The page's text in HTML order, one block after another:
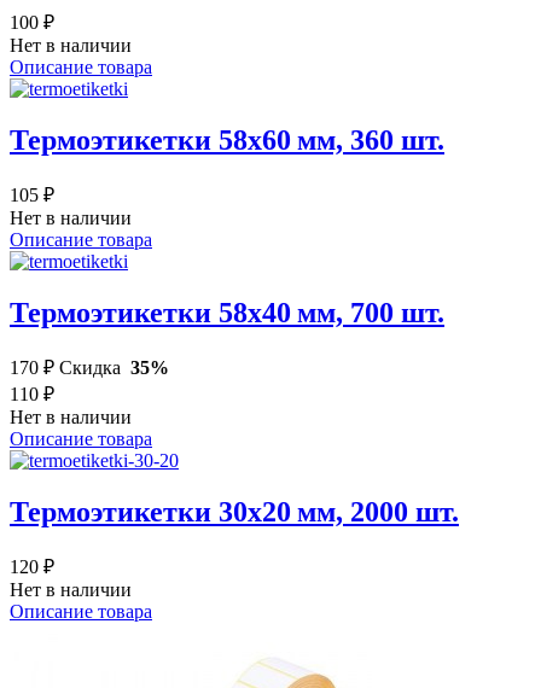
100 ₽
Нет в наличии
Описание товара
Термоэтикетки 58х60 мм, 360 шт.
105 ₽
Нет в наличии
Описание товара
Термоэтикетки 58х40 мм, 700 шт.
170 ₽ Скидка 35%
110 ₽
Нет в наличии
Описание товара
Термоэтикетки 30х20 мм, 2000 шт.
120 ₽
Нет в наличии
Описание товара